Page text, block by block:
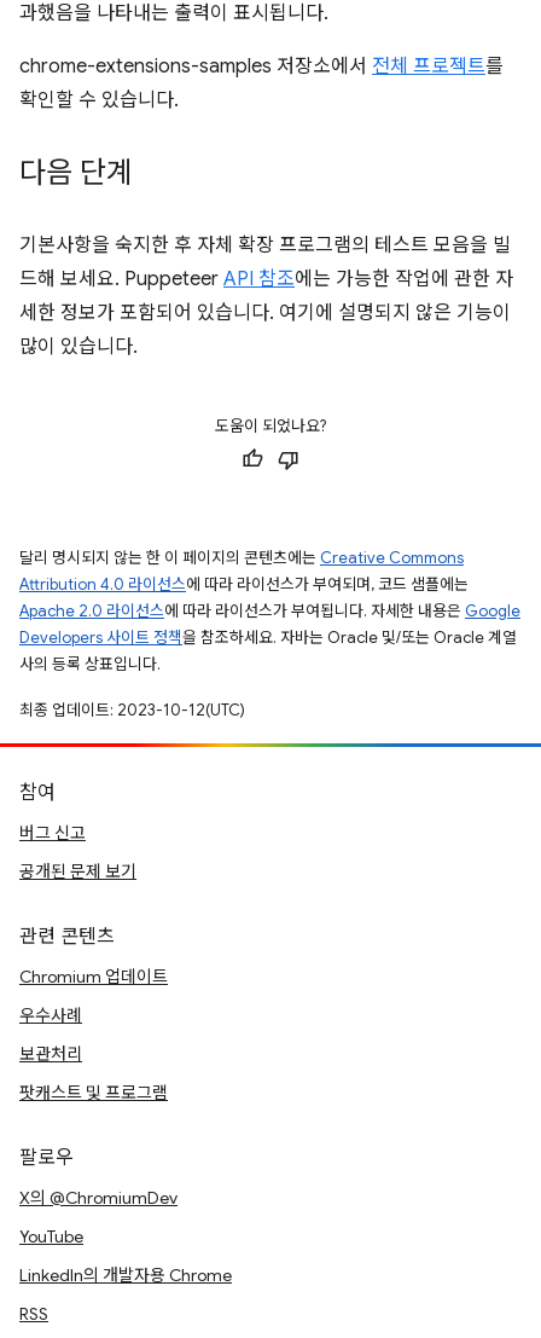
과했음을 나타내는 출력이 표시됩니다.
chrome-extensions-samples 저장소에서 전체 프로젝트를
확인할 수 있습니다.
다음 단계
기본사항을 숙지한 후 자체 확장 프로그램의 테스트 모음을 빌
드해 보세요. Puppeteer API 참조에는 가능한 작업에 관한 자
세한 정보가 포함되어 있습니다. 여기에 설명되지 않은 기능이
많이 있습니다.
도움이 되었나요?
달리 명시되지 않는 한 이 페이지의 콘텐츠에는 Creative Commons
Attribution 4.0 라이선스에 따라 라이선스가 부여되며, 코드 샘플에는
Apache 2.0 라이선스에 따라 라이선스가 부여됩니다. 자세한 내용은 Google
Developers 사이트 정책을 참조하세요. 자바는 Oracle 및/또는 Oracle 계열
사의 등록 상표입니다.
최종 업데이트: 2023-10-12(UTC)
참여
버그 신고
공개된 문제 보기
관련 콘텐츠
Chromium 업데이트
우수사례
보관처리
팟캐스트 및 프로그램
팔로우
X의 @ChromiumDev
YouTube
LinkedIn의 개발자용 Chrome
RSS